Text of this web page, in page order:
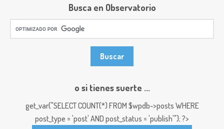
Busca en Observatorio
o si tienes suerte ...
get_var("SELECT COUNT(*) FROM $wpdb->posts WHERE
post_type = 'post' AND post_status = 'publish'"); ?>